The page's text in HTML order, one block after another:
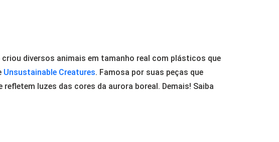
criou diversos animais em tamanho real com plásticos que
Unsustainable Creatures. Famosa por suas peças que
luzes das cores da aurora boreal. Demais! Saiba